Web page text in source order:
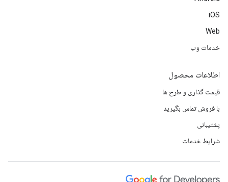
iOS
Web
خدمات وب
اطلاعات محصول
قیمت گذاری و طرح ها
با فروش تماس بگیرید
پشتیبانی
شرایط خدمات